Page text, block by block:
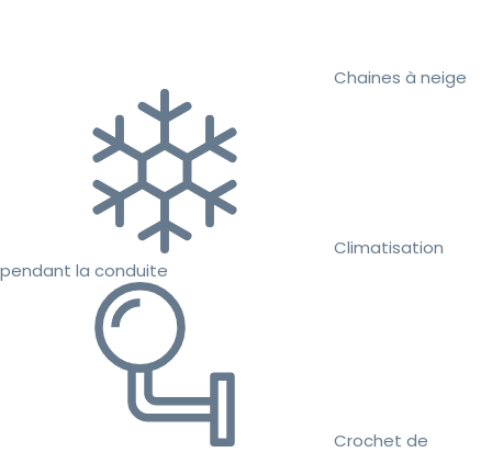
Chaines à neige
Climatisation
pendant la conduite
Crochet de